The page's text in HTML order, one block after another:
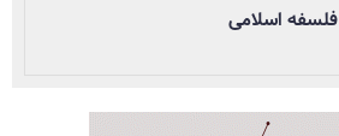
فلسفه اسلامی